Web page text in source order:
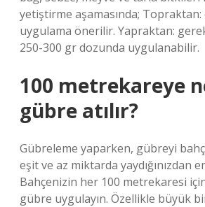
yetiştirme aşamasında;
uygulama önerilir. Yapraktan:
250-300 gr dozunda uygulanabilir.
100 metrekareye
gübre atılır?
Gübreleme yaparken, gübreyi
eşit ve az miktarda yaydığınızdan
Bahçenizin her 100 metrekaresi
gübre uygulayın. Özellikle büyük